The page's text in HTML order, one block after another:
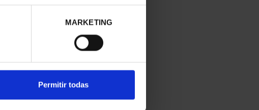
MARKETING
Permitir todas
FULL SET
€750.00